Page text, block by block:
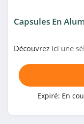
Capsules En
Découvrez ici une
Expiré: En